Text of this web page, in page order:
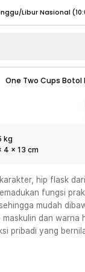
Sabtu - Minggu
- Minggu/ Libur
- Minggu/ Libur
Libur Nasional
Libur Nasional
Sabtu - Minggu
- Minggu/ Libur
- Minggu/ Libur
One Two Cups Botol
kg
4 x 13 cm
hip flask
fungsi
mudah
dan warna
pribadi yang